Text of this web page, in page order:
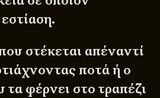
στέκεται απέναντί
ποτά ή ο
τα φέρνει στο τραπέζι